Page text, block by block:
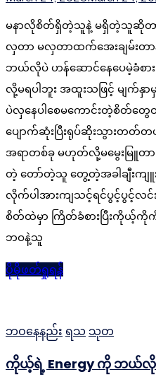
မနာလိုစိတ်ရှိတဲ့သူနဲ့ မရှိတဲ့သူဆိုတ
လှတာ မလှတာထက်အေးချမ်းတ
ဘယ်လိုပဲ ဟန်ဆောင်နေပေမဲ့ခံစ
လို့မရပါဘူး အထူးသဖြင့် မျက်နှ
ပဲလှနေပါစေမကောင်းတဲ့စိတ်တွ
ပျောက်ဆုံးပြီးရုပ်ဆိုးသွားတ
အရာတစ်ခု မဟုတ်လို့မမွေးမြူတ
တဲ့ တော်တဲ့သူ တွေ့တဲ့အခါချီးကျူ
လိုက်ပါအားကျသင့်ရင်ပွင့်ပွင့်လ
စိတ်ထဲမှာ ကြိတ်ခံစားပြီးကိုယ့်
ဘဝနဲ့သူ
ပိုမိုဖတ်ရှုရန်
ဘဝနေနည်း ရသ သုတ
ကိုယ့်ရဲ့ Energy ကို ဘယ်လို